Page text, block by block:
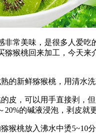
非常美味，是很多人爱吃
猕猴桃回来加工，今天来
的新鲜猕猴桃，用清水洗
皮，可以用手直接剥，
20%的碱液浸泡，剥皮就
猴桃放入沸水中烫5~10